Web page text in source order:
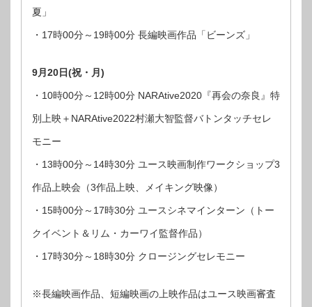
夏」
・17時00分～19時00分 長編映画作品「ビーンズ」
9月20日(祝・月)
・10時00分～12時00分 NARAtive2020『再会の奈良』特
別上映＋NARAtive2022村瀬大智監督バトンタッチセレ
モニー
・13時00分～14時30分 ユース映画制作ワークショップ3
作品上映会（3作品上映、メイキング映像）
・15時00分～17時30分 ユースシネマインターン（トー
クイベント＆リム・カーワイ監督作品）
・17時30分～18時30分 クロージングセレモニー
※長編映画作品、短編映画の上映作品はユース映画審査